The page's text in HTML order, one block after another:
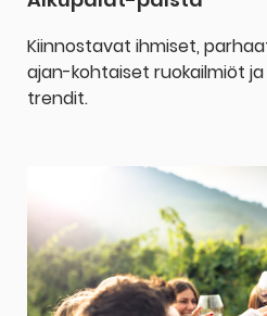
Kiinnostavat ihmiset,
ajan-kohtaiset ruokailmiöt
trendit.